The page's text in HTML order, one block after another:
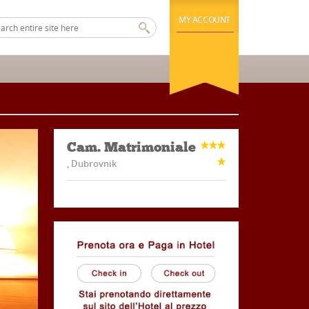
MY ACCOUNT
Cam. Matrimoniale
, Dubrovnik